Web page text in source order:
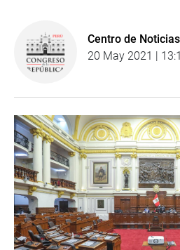
Centro de
20 May 2021 |